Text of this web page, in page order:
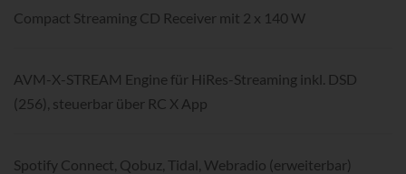
Compact Streaming CD Receiver mit 2 x 140 W
AVM-X-STREAM Engine für HiRes-Streaming inkl. DSD
(256), steuerbar über RC X App
Spotify Connect, Qobuz, Tidal, Webradio (erweiterbar)